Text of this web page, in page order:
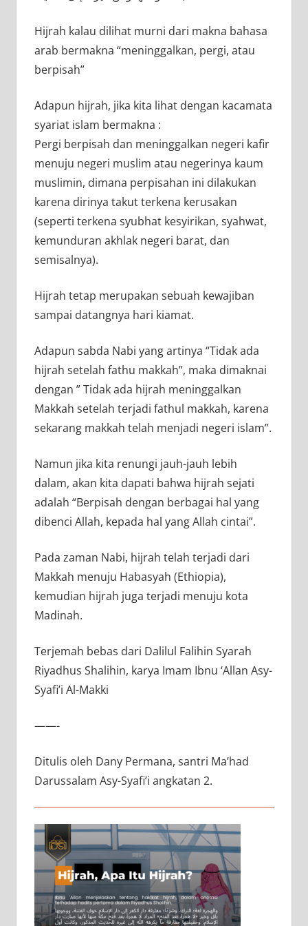
Hijrah kalau dilihat murni dari makna bahasa
arab bermakna “meninggalkan, pergi, atau
berpisah”
Adapun hijrah, jika kita lihat dengan kacamata
syariat islam bermakna :
Pergi berpisah dan meninggalkan negeri kafir
menuju negeri muslim atau negerinya kaum
muslimin, dimana perpisahan ini dilakukan
karena dirinya takut terkena kerusakan
(seperti terkena syubhat kesyirikan, syahwat,
kemunduran akhlak negeri barat, dan
semisalnya).
Hijrah tetap merupakan sebuah kewajiban
sampai datangnya hari kiamat.
Adapun sabda Nabi yang artinya “Tidak ada
hijrah setelah fathu makkah”, maka dimaknai
dengan ” Tidak ada hijrah meninggalkan
Makkah setelah terjadi fathul makkah, karena
sekarang makkah telah menjadi negeri islam”.
Namun jika kita renungi jauh-jauh lebih
dalam, akan kita dapati bahwa hijrah sejati
adalah “Berpisah dengan berbagai hal yang
dibenci Allah, kepada hal yang Allah cintai”.
Pada zaman Nabi, hijrah telah terjadi dari
Makkah menuju Habasyah (Ethiopia),
kemudian hijrah juga terjadi menuju kota
Madinah.
Terjemah bebas dari Dalilul Falihin Syarah
Riyadhus Shalihin, karya Imam Ibnu ‘Allan Asy-
Syafi’i Al-Makki
——-
Ditulis oleh Dany Permana, santri Ma’had
Darussalam Asy-Syafi’i angkatan 2.